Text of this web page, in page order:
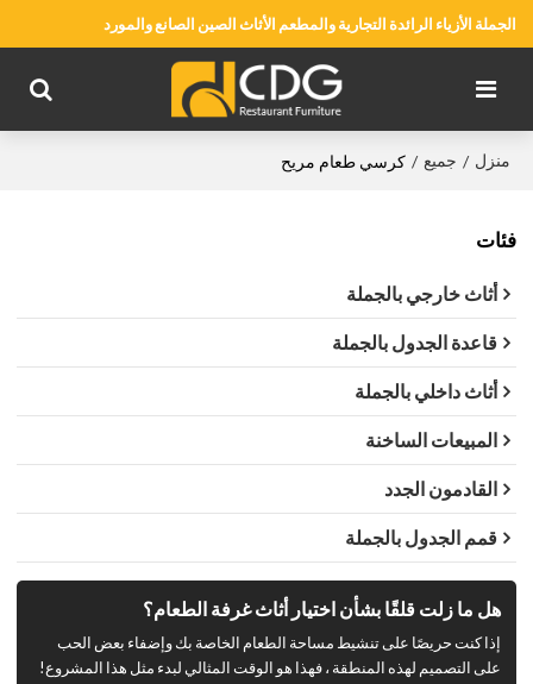
الجملة الأزياء الرائدة التجارية والمطعم الأثاث الصين الصانع والمورد
منزل / جميع / كرسي طعام مريح
فئات
أثاث خارجي بالجملة
قاعدة الجدول بالجملة
أثاث داخلي بالجملة
المبيعات الساخنة
القادمون الجدد
قمم الجدول بالجملة
هل ما زلت قلقًا بشأن اختيار أثاث غرفة الطعام؟
إذا كنت حريصًا على تنشيط مساحة الطعام الخاصة بك وإضفاء بعض الحب
على التصميم لهذه المنطقة ، فهذا هو الوقت المثالي لبدء مثل هذا المشروع!